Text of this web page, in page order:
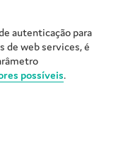
autenticação para
de web services, é
possíveis.